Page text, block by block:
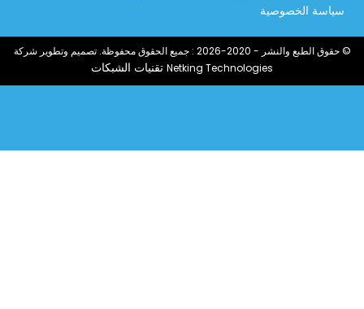
سياسة الخصوصية
© حقوق الطبع والنشر - 2020-2026 : جميع الحقوق محفوظة. تصميم وتطوير شركة
Netking Technologies تقنيات الشبكات